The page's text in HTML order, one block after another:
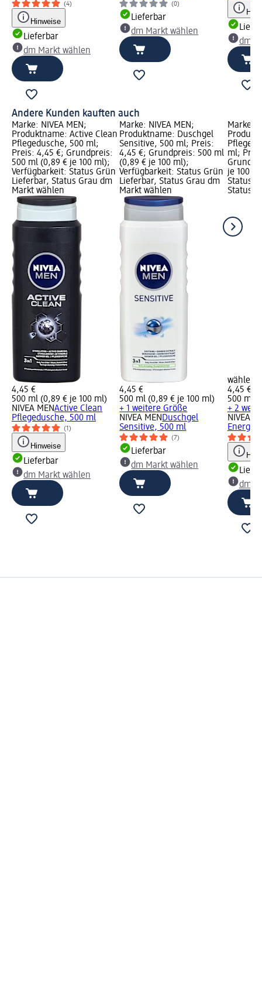
(4)
Hinweise
Lieferbar
dm Markt wählen
(0)
Lieferbar
dm Markt wählen
dm
Andere Kunden kauften auch
Marke: NIVEA MEN;
Produktname: Active Clean
Pflegedusche, 500 ml;
Preis: 4,45 €; Grundpreis:
500 ml (0,89 € je 100 ml);
Verfügbarkeit: Status Grün
Lieferbar, Status Grau dm
Markt wählen
4,45 €
500 ml (0,89 € je 100 ml)
NIVEA MENActive Clean
Pflegedusche, 500 ml
(1)
Hinweise
Lieferbar
dm Markt wählen
Marke: NIVEA MEN;
Produktname: Duschgel
Sensitive, 500 ml; Preis:
4,45 €; Grundpreis: 500 ml
(0,89 € je 100 ml);
Verfügbarkeit: Status Grün
Lieferbar, Status Grau dm
Markt wählen
4,45 €
500 ml (0,89 € je 100 ml)
+ 1 weitere Größe
NIVEA MEN Duschgel
Sensitive, 500 ml
(7)
Lieferbar
dm Markt wählen
Marke:
ml;
je 100
Status
Status
wählen
4,45 €
500 ml
+ 2
NIVEA
Energy,
dm